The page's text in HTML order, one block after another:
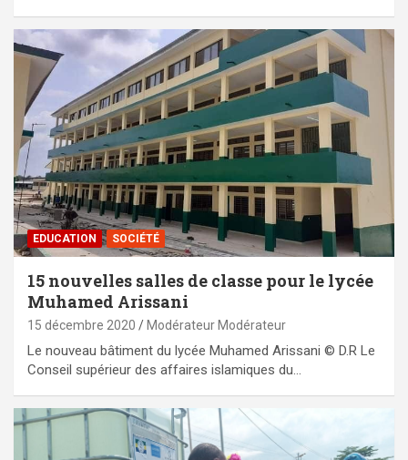
EDUCATION SOCIÉTÉ
15 nouvelles salles de classe pour le lycée
Muhamed Arissani
15 décembre 2020 Modérateur Modérateur
Le nouveau bâtiment du lycée Muhamed Arissani © D.R Le
Conseil supérieur des affaires islamiques du…